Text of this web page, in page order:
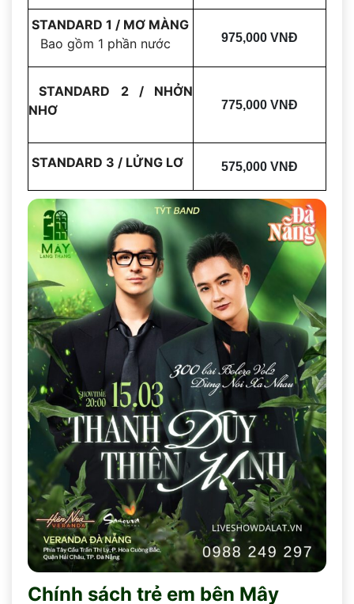
STANDARD 1 / MƠ MÀNG
Bao gồm 1 phần nước
975,000 VNĐ
STANDARD 2 / NHỞN
NHƠ
775,000 VNĐ
STANDARD 3 / LỬNG LƠ 575,000 VNĐ
Chính sách trẻ em bên Mây